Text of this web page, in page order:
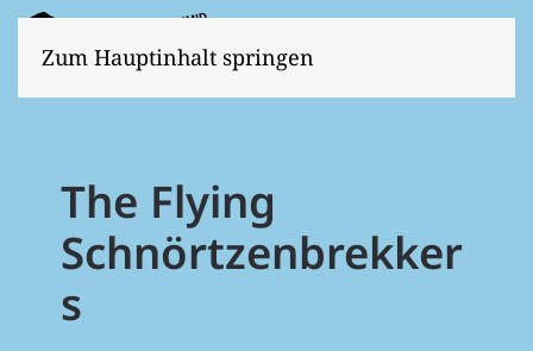
Zum Hauptinhalt springen
The Flying
Schnörtzenbrekker
s